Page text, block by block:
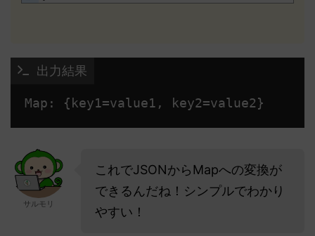
出力結果
Map: {key1=value1, key2=value2}
サルモリ
これでJSONからMapへの変換が
できるんだね！シンプルでわかり
やすい！